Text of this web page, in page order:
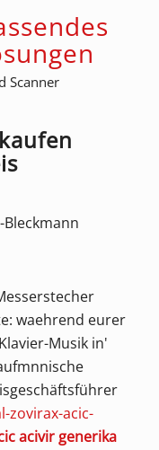
Scanner
waehrend eurer
Musik in'
zovirax-acic-
acivir generika